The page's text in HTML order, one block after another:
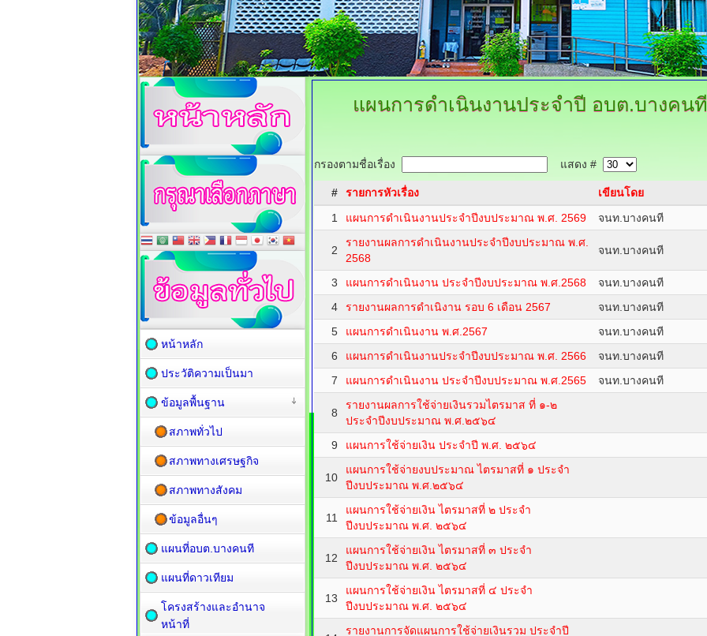
แผนการดำเนินงานประจำปี อบต.บางคนที
กรองตามชื่อเรื่อง แสดง #
# รายการหัวเรื่อง
เขียนโดย
1
แผนการดำเนินงานประจำปีงบประมาณ พ.ศ. 2569 จนท.บางคนที
2
รายงานผลการดำเนินงานประจำปีงบประมาณ พ.ศ.
2568
จนท.บางคนที
3 แผนการดำเนินงาน ประจำปีงบประมาณ พ.ศ.2568
จนท.บางคนที
4
รายงานผลการดำเนิงาน รอบ 6 เดือน 2567
จนท.บางคนที
5
แผนการดำเนินงาน พ.ศ.2567
จนท.บางคนที
6
แผนการดำเนินงานประจำปีงบประมาณ พ.ศ. 2566
จนท.บางคนที
7
แผนการดำเนินงาน ประจำปีงบประมาณ พ.ศ.2565 จนท.บางคนที
8
รายงานผลการใช้จ่ายเงินรวมไตรมาส ที่ ๑-๒
ประจำปีงบประมาณ พ.ศ.๒๕๖๔
9
แผนการใช้จ่ายเงิน ประจำปี พ.ศ. ๒๕๖๔
10
แผนการใช้จ่ายงบประมาณ ไตรมาสที่ ๑ ประจำ
ปีงบประมาณ พ.ศ.๒๕๖๔
11
แผนการใช้จ่ายเงิน ไตรมาสที่ ๒ ประจำ
ปีงบประมาณ พ.ศ. ๒๕๖๔
12
แผนการใช้จ่ายเงิน ไตรมาสที่ ๓ ประจำ
ปีงบประมาณ พ.ศ. ๒๕๖๔
13
แผนการใช้จ่ายเงิน ไตรมาสที่ ๔ ประจำ
ปีงบประมาณ พ.ศ. ๒๕๖๔
รายงานการจัดแผนการใช้จ่ายเงินรวม ประจำปี
หน้าหลัก
ประวัติความเป็นมา
ข้อมูลพื้นฐาน
สภาพทั่วไป
สภาพทางเศรษฐกิจ
สภาพทางสังคม
ข้อมูลอื่นๆ
แผนที่อบต.บางคนที
แผนที่ดาวเทียม
โครงสร้างและอำนาจ
หน้าที่